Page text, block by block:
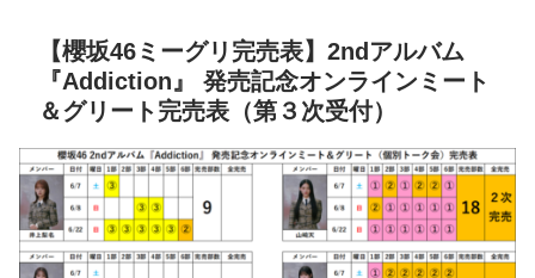
【櫻坂46ミーグリ完売表】2ndアルバム
『Addiction』 発売記念オンラインミート
＆グリート完売表（第３次受付）